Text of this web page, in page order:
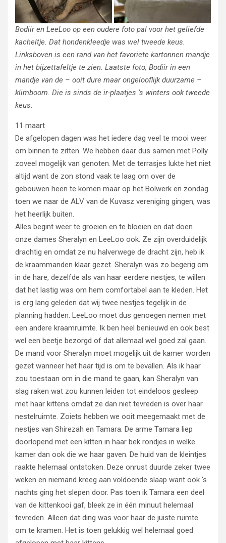
Bodiir en LeeLoo op een oudere foto pal voor het geliefde
kacheltje. Dat hondenkleedje was wel tweede keus.
Linksboven is een rand van het favoriete kartonnen mandje
in het bijzettafeltje te zien. Laatste foto, Bodiir in een
mandje van de – ooit dure maar ongelooflijk duurzame –
klimboom. Die is sinds de ir-plaatjes ‘s winters ook tweede
keus.
11 maart
De afgelopen dagen was het iedere dag veel te mooi weer
om binnen te zitten. We hebben daar dus samen met Polly
zoveel mogelijk van genoten. Met de terrasjes lukte het niet
altijd want de zon stond vaak te laag om over de
gebouwen heen te komen maar op het Bolwerk en zondag
toen we naar de ALV van de Kuvasz vereniging gingen, was
het heerlijk buiten.
Alles begint weer te groeien en te bloeien en dat doen
onze dames Sheralyn en LeeLoo ook. Ze zijn overduidelijk
drachtig en omdat ze nu halverwege de dracht zijn, heb ik
de kraammanden klaar gezet. Sheralyn was zo begerig om
in de hare, dezelfde als van haar eerdere nestjes, te willen
dat het lastig was om hem comfortabel aan te kleden. Het
is erg lang geleden dat wij twee nestjes tegelijk in de
planning hadden. LeeLoo moet dus genoegen nemen met
een andere kraamruimte. Ik ben heel benieuwd en ook best
wel een beetje bezorgd of dat allemaal wel goed zal gaan.
De mand voor Sheralyn moet mogelijk uit de kamer worden
gezet wanneer het haar tijd is om te bevallen. Als ik haar
zou toestaan om in die mand te gaan, kan Sheralyn van
slag raken wat zou kunnen leiden tot eindeloos gesleep
met haar kittens omdat ze dan niet tevreden is over haar
nestelruimte. Zoiets hebben we ooit meegemaakt met de
nestjes van Shirezah en Tamara. De arme Tamara liep
doorlopend met een kitten in haar bek rondjes in welke
kamer dan ook die we haar gaven. De huid van de kleintjes
raakte helemaal ontstoken. Deze onrust duurde zeker twee
weken en niemand kreeg aan voldoende slaap want ook ‘s
nachts ging het slepen door. Pas toen ik Tamara een deel
van de kittenkooi gaf, bleek ze in één minuut helemaal
tevreden. Alleen dat ding was voor haar de juiste ruimte
om te kramen. Het is toen gelukkig wel helemaal goed